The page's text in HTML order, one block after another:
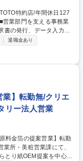
書の発行、データ入力、
きます。 ■営業担
約書など)のサポート。■
理。 ■売上計上処理、請
、納期管理。■電話・メー
の庶務業務(ファイリン
退職金あり
業】転勤無/クリエ
リー法人営業
とり紙OEM提案を中心と